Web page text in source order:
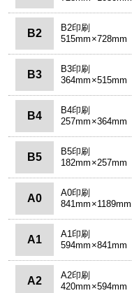
B2
B2印刷
515mm×728mm
B3
B3印刷
364mm×515mm
B4
B4印刷
257mm×364mm
B5
B5印刷
182mm×257mm
A0
A0印刷
841mm×1189mm
A1
A1印刷
594mm×841mm
A2
A2印刷
420mm×594mm